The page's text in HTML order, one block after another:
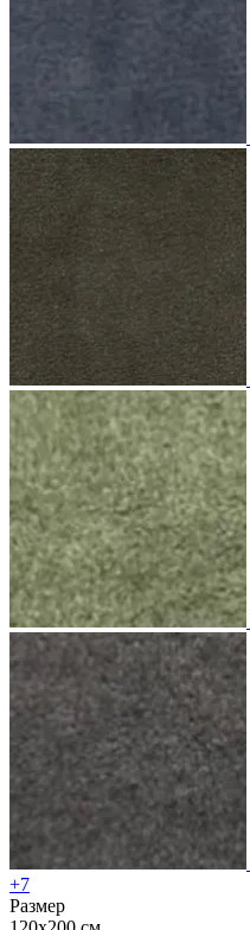
+7
Размер